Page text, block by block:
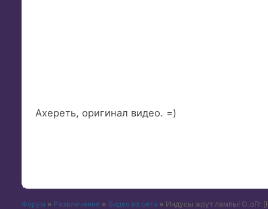
Ахереть, оригинал видео. =)
Форум » Развлечения » Видео из сети » Индусы жрут лампы! О_оГг